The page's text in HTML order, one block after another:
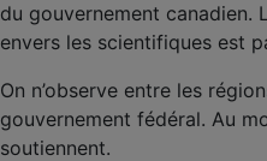
du gouvernement canadien.
envers les scientifiques est
On n’observe entre les
gouvernement fédéral. Au
soutiennent.